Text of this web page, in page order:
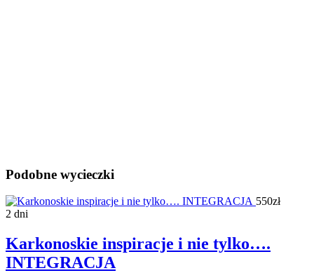
Podobne wycieczki
550zł
2 dni
Karkonoskie inspiracje i nie tylko….
INTEGRACJA